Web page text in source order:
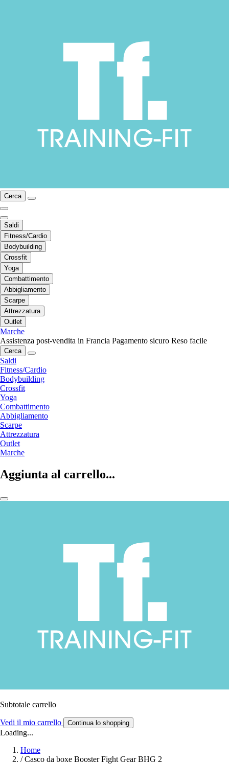
Cerca
Saldi
Fitness/Cardio
Bodybuilding
Crossfit
Yoga
Combattimento
Abbigliamento
Scarpe
Attrezzatura
Outlet
Marche
Assistenza post-vendita in Francia Pagamento sicuro Reso facile
Cerca
Saldi
Fitness/Cardio
Bodybuilding
Crossfit
Yoga
Combattimento
Abbigliamento
Scarpe
Attrezzatura
Outlet
Marche
Aggiunta al carrello...
Subtotale carrello
Vedi il mio carrello Continua lo shopping
Loading...
Home
/ Casco da boxe Booster Fight Gear BHG 2